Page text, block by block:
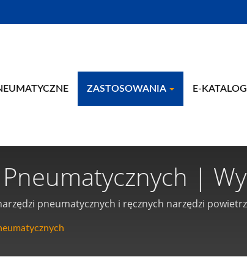
ZASTOSOWANIA E-KATALOG
|
I
pneumatycznych i ręcznych narzędzi